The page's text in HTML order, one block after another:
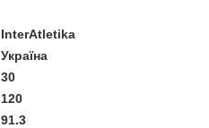
InterAtletika
Україна
30
120
91.3